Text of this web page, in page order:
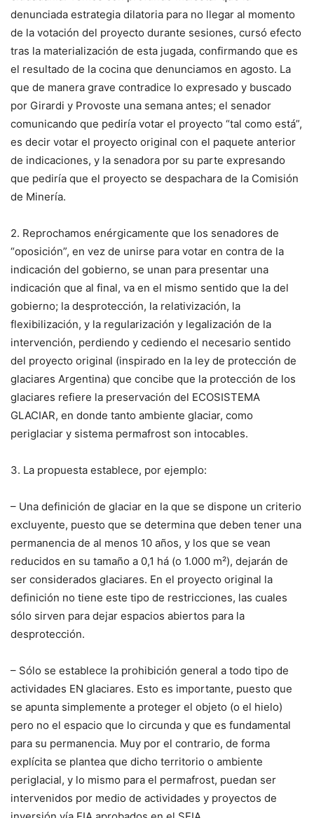
denunciada estrategia dilatoria para no llegar al momento
de la votación del proyecto durante sesiones, cursó efecto
tras la materialización de esta jugada, confirmando que es
el resultado de la cocina que denunciamos en agosto. La
que de manera grave contradice lo expresado y buscado
por Girardi y Provoste una semana antes; el senador
comunicando que pediría votar el proyecto “tal como está”,
es decir votar el proyecto original con el paquete anterior
de indicaciones, y la senadora por su parte expresando
que pediría que el proyecto se despachara de la Comisión
de Minería.
2. Reprochamos enérgicamente que los senadores de
“oposición”, en vez de unirse para votar en contra de la
indicación del gobierno, se unan para presentar una
indicación que al final, va en el mismo sentido que la del
gobierno; la desprotección, la relativización, la
flexibilización, y la regularización y legalización de la
intervención, perdiendo y cediendo el necesario sentido
del proyecto original (inspirado en la ley de protección de
glaciares Argentina) que concibe que la protección de los
glaciares refiere la preservación del ECOSISTEMA
GLACIAR, en donde tanto ambiente glaciar, como
periglaciar y sistema permafrost son intocables.
3. La propuesta establece, por ejemplo:
– Una definición de glaciar en la que se dispone un criterio
excluyente, puesto que se determina que deben tener una
permanencia de al menos 10 años, y los que se vean
reducidos en su tamaño a 0,1 há (o 1.000 m²), dejarán de
ser considerados glaciares. En el proyecto original la
definición no tiene este tipo de restricciones, las cuales
sólo sirven para dejar espacios abiertos para la
desprotección.
– Sólo se establece la prohibición general a todo tipo de
actividades EN glaciares. Esto es importante, puesto que
se apunta simplemente a proteger el objeto (o el hielo)
pero no el espacio que lo circunda y que es fundamental
para su permanencia. Muy por el contrario, de forma
explícita se plantea que dicho territorio o ambiente
periglacial, y lo mismo para el permafrost, puedan ser
intervenidos por medio de actividades y proyectos de